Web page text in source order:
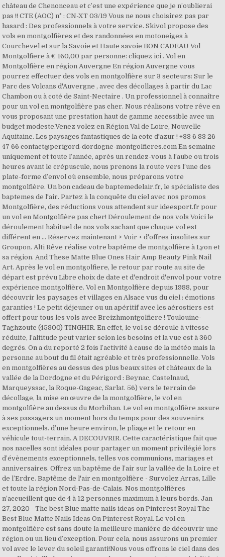
château de Chenonceau et c’est une expérience que je n’oublierai
pas !! CTE (AOC) n° : CN-XT 03/19 Vous ne nous choisirez pas par
hasard : Des professionnels à votre service. Skivol propose des
vols en montgolfières et des randonnées en motoneiges à
Courchevel et sur la Savoie et Haute savoie BON CADEAU Vol
Montgolfiere à € 160,00 par personne: cliquez ici . Vol en
Montgolfière en région Auvergne En région Auvergne vous
pourrez effectuer des vols en montgolfière sur 3 secteurs: Sur le
Parc des Volcans d'Auvergne , avec des décollages à partir du Lac
Chambon ou à coté de Saint-Nectaire . Un professionnel à connaître
pour un vol en montgolfière pas cher. Nous réalisons votre rêve en
vous proposant une prestation haut de gamme accessible avec un
budget modeste.Venez volez en Région Val de Loire, Nouvelle
Aquitaine. Les paysages fantastiques de la cote d'azur ! +33 6 83 26
47 66 contact@perigord-dordogne-montgolfieres.com En semaine
uniquement et toute l’année, après un rendez-vous à l’aube ou trois
heures avant le crépuscule, nous prenons la route vers l’une des
plate-forme d’envol où ensemble, nous préparons votre
montgolfière. Un bon cadeau de baptemedelair.fr, le spécialiste des
baptemes de l'air. Partez à la conquête du ciel avec nos promos
Montgolfière, des réductions vous attendent sur ideesport.fr pour
un vol en Montgolfière pas cher! Déroulement de nos vols Voici le
déroulement habituel de nos vols sachant que chaque vol est
différent en … Réservez maintenant > Voir + d'offres insolites sur
Groupon. Alti Rêve réalise votre baptême de montgolfière à Lyon et
sa région. And These Matte Blue Ones Hair Amp Beauty Pink Nail
Art. Après le vol en montgolfiere, le retour par route au site de
départ est prévu Libre choix de date et d'endroit d'envol pour votre
expérience montgolfière. Vol en Montgolfière depuis 1988, pour
découvrir les paysages et villages en Alsace vus du ciel : émotions
garanties ! Le petit déjeuner ou un apéritif avec les aérostiers est
offert pour tous les vols avec Breizhmontgolfiere ! Toulouine-
Taghzoute (45800) TINGHIR. En effet, le vol se déroule à vitesse
réduite, l’altitude peut varier selon les besoins et la vue est à 360
degrés. On a du reporté 2 fois l’activité à cause de la météo mais la
personne au bout du fil était agréable et très professionnelle. Vols
en montgolfières au dessus des plus beaux sites et châteaux de la
vallée de la Dordogne et du Périgord : Beynac, Castelnaud,
Marqueyssac, la Roque-Gageac, Sarlat. 56) vers le terrain de
décollage, la mise en œuvre de la montgolfière, le vol en
montgolfière au dessus du Morbihan. Le vol en montgolfière assure
à ses passagers un moment hors du temps pour des souvenirs
exceptionnels. d’une heure environ, le pliage et le retour en
véhicule tout-terrain. A DECOUVRIR. Cette caractéristique fait que
nos nacelles sont idéales pour partager un moment privilégié lors
d’évènements exceptionnels, telles vos communions, mariages et
anniversaires. Offrez un baptême de l’air sur la vallée de la Loire et
de l’Erdre. Baptême de l'air en montgolfière - Survolez Arras, Lille
et toute la région Nord-Pas-de-Calais. Nos montgolfières
n’accueillent que de 4 à 12 personnes maximum à leurs bords. Jan
27, 2020 - The best Blue matte nails ideas on Pinterest Royal The
Best Blue Matte Nails Ideas On Pinterest Royal. Le vol en
montgolfière est sans doute la meilleure manière de découvrir une
région ou un lieu d’exception. Pour cela, nous assurons un premier
vol avec le lever du soleil garanti!Nous vous offrons le ciel dans des